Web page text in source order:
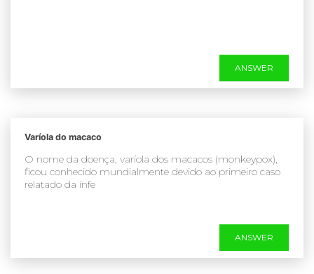
ANSWER
Varíola do macaco
O nome da doença, varíola dos macacos (monkeypox),
ficou conhecido mundialmente devido ao primeiro caso
relatado da infe
ANSWER